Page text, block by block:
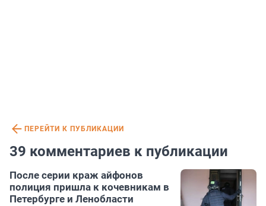
ПЕРЕЙТИ К ПУБЛИКАЦИИ
39 комментариев к публикации
После серии краж айфонов
полиция пришла к кочевникам в
Петербурге и Ленобласти